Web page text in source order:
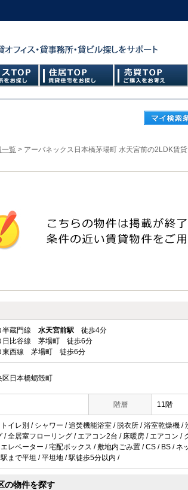
一覧 > アーバネックス日本橋茅場町 水天宮前の2LDK賃貸
半蔵門線 水天宮前駅 徒歩4分
日比谷線 茅場町 徒歩6分
東西線 茅場町 徒歩6分
区日本橋蛎殻町
階層 11階
イレ別 / シャワー / 追焚機能浴室 / 脱衣所 / 浴室乾燥機
/ 全居室フローリング / エアコン2台 / 床暖房 / エアコン
エレベーター / 宅配ボックス / 敷地内ごみ置 / CS / BS /
まで平坦 / 平坦地 / 駅徒歩5分以内 /
の物件を探す